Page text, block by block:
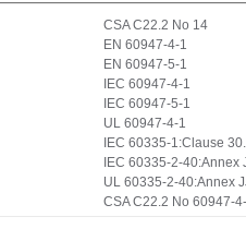
CSA C22.2 No 14
EN 60947-4-1
EN 60947-5-1
IEC 60947-4-1
IEC 60947-5-1
UL 60947-4-1
IEC 60335-1:Clause
IEC 60335-2-40:Annex
UL 60335-2-40:Annex
CSA C22.2 No 60947-